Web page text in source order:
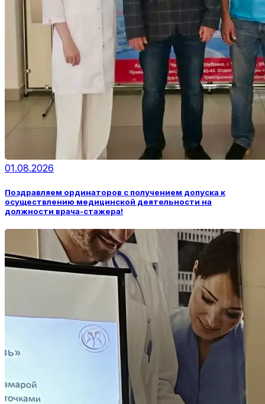
01.08.2026
Поздравляем ординаторов с получением допуска к
осуществлению медицинской деятельности на
должности врача-стажера!